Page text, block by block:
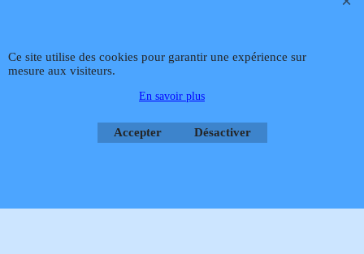
Rétractation
Boutique en ligne créés
avec le logiciel
Ce site utilise des cookies pour garantir une expérience sur
mesure aux visiteurs.
En savoir plus
Accepter Désactiver